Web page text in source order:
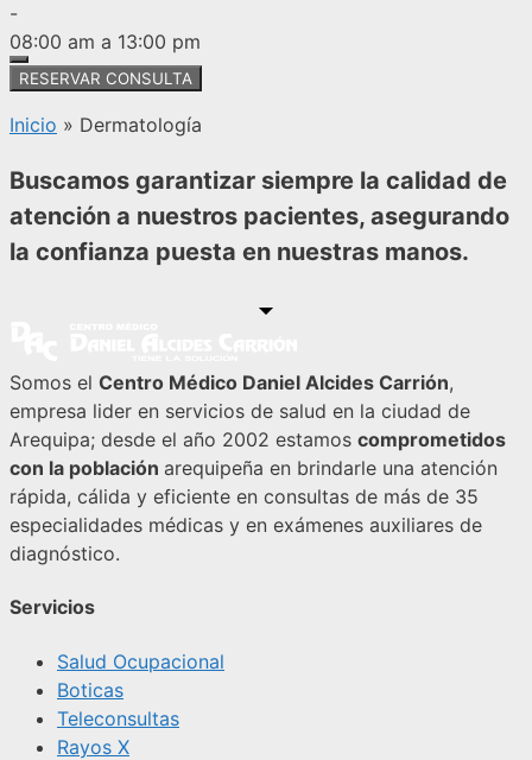
-
08:00 am a 13:00 pm
RESERVAR CONSULTA
Inicio » Dermatología
Buscamos garantizar siempre la calidad de
atención a nuestros pacientes, asegurando
la confianza puesta en nuestras manos.
Somos el Centro Médico Daniel Alcides Carrión,
empresa lider en servicios de salud en la ciudad de
Arequipa; desde el año 2002 estamos comprometidos
con la población arequipeña en brindarle una atención
rápida, cálida y eficiente en consultas de más de 35
especialidades médicas y en exámenes auxiliares de
diagnóstico.
Servicios
Salud Ocupacional
Boticas
Teleconsultas
Rayos X